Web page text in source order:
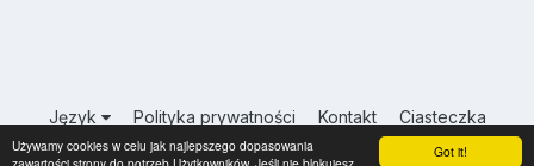
Got it!
Używamy cookies w celu jak najlepszego dopasowania
Język Polityka prywatności Kontakt Ciasteczka
USA.INFO.PL